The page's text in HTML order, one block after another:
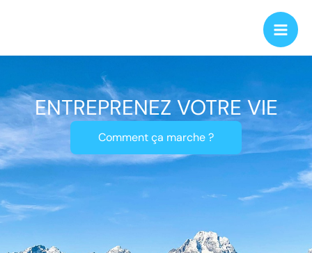
contenu
ENTREPRENEZ VOTRE VIE
Comment ça marche ?